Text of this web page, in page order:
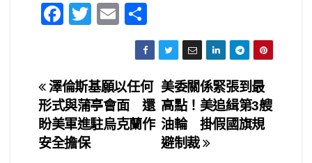
F
e
b
o
o
T
er
E
m
ail
h
ar
e
文
章
導
美委關係緊張到最
高點！美追緝第3艘
油輪 掛假國旗規
避制裁
澤倫斯基願以任何
形式與蒲亭會面 還
盼美軍進駐烏克蘭作
安全擔保